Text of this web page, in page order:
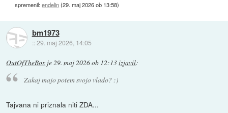
spremenil:endelin(29. maj 2026 ob 13:58)
bm1973
::29. maj 2026, 14:05
OutOfTheBox je29. maj 2026 ob 12:13izjavil:
Zakaj majo potem svojo vlado? :)
Tajvana ni priznala niti ZDA...